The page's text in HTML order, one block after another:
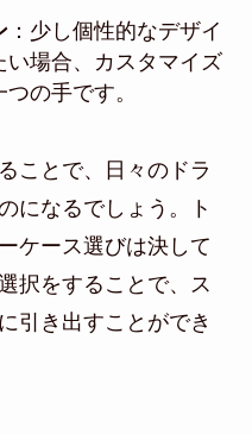
：少し個性的なデザイ
い場合、カスタマイズ
の手です。
ことで、日々のドラ
になるでしょう。ト
ケース選びは決して
択をすることで、ス
引き出すことができ